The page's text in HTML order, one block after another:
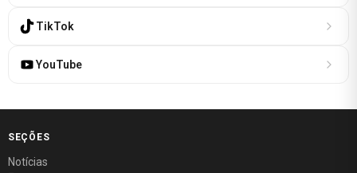
TikTok
YouTube
SEÇÕES
Notícias